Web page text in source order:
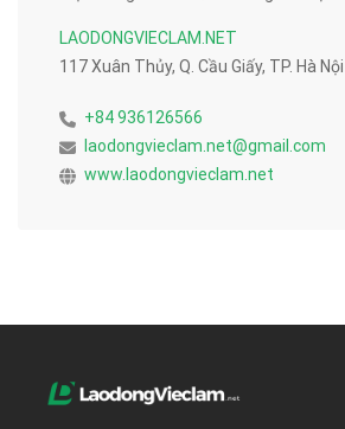
LAODONGVIECLAM.NET
117 Xuân Thủy, Q. Cầu Giấy, TP. Hà Nội
+84 936126566
laodongvieclam.net@gmail.com
www.laodongvieclam.net